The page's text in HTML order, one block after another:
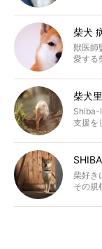
柴犬
獣医師
愛する
柴犬
Shiba-
支援を
柴好き
その規